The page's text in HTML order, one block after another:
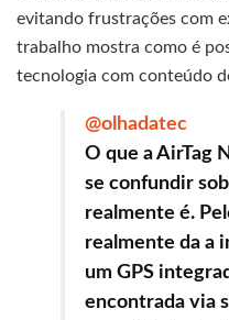
evitando frustrações com
trabalho mostra como é
tecnologia com conteúdo
@olhadatec
O que a AirTag
se confundir
realmente é.
realmente da a
um GPS
encontrada via